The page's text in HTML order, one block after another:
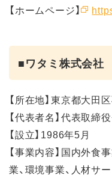
【ホームページ】
■ワタミ株式会社
【所在地】東京都大田
【代表者名】代表取
【設立】1986年5月
【事業内容】国内外食
業、環境事業、人材サ